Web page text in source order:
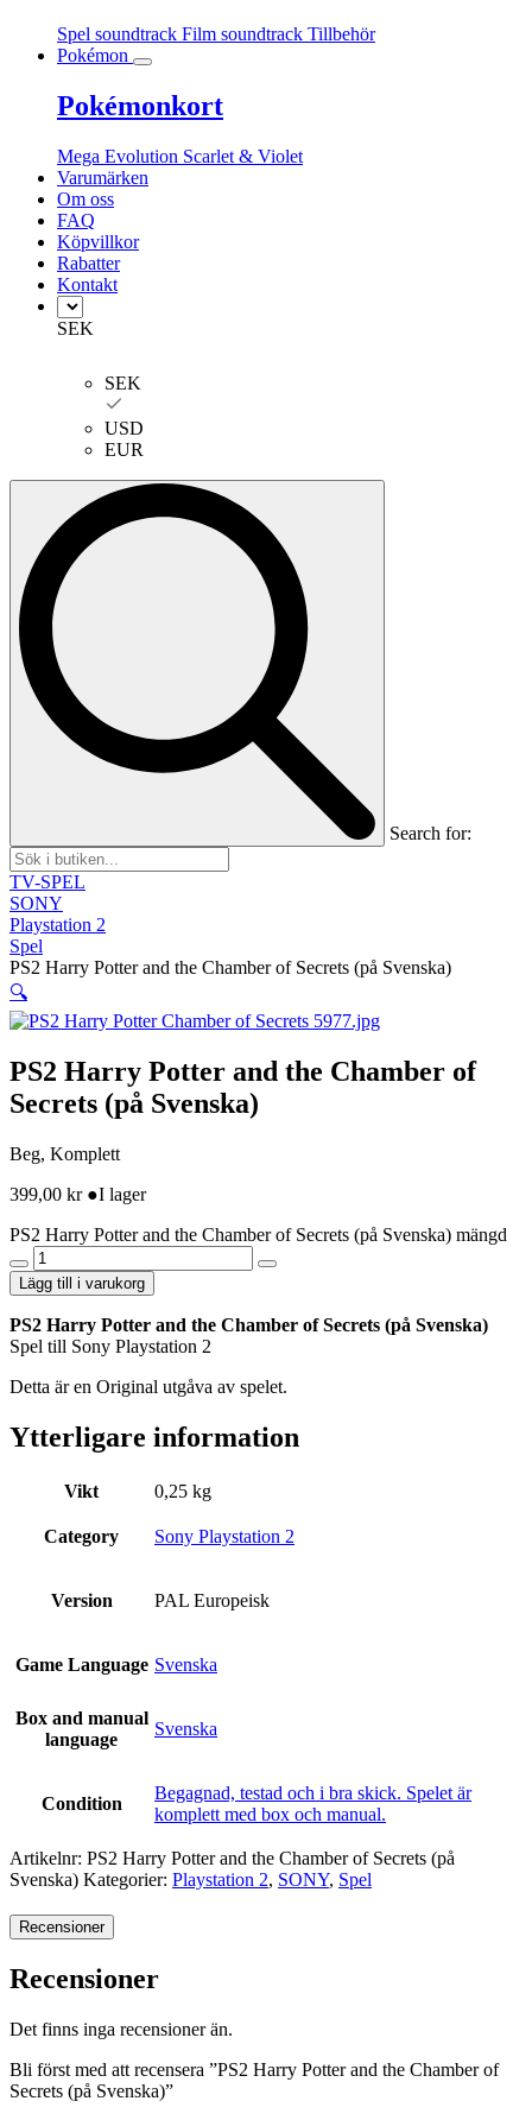
Spel soundtrack Film soundtrack Tillbehör
Pokémon
Pokémonkort
Mega Evolution Scarlet & Violet
Varumärken
Om oss
FAQ
Köpvillkor
Rabatter
Kontakt
SEK
SEK
USD
EUR
Search for:
TV-SPEL
SONY
Playstation 2
Spel
PS2 Harry Potter and the Chamber of Secrets (på Svenska)
🔍
PS2 Harry Potter and the Chamber of
Secrets (på Svenska)
Beg, Komplett
399,00 kr ●I lager
PS2 Harry Potter and the Chamber of Secrets (på Svenska) mängd
Lägg till i varukorg
PS2 Harry Potter and the Chamber of Secrets (på Svenska)
Spel till Sony Playstation 2
Detta är en Original utgåva av spelet.
Ytterligare information
Vikt 0,25 kg
Category Sony Playstation 2
Version PAL Europeisk
Game Language Svenska
Box and manual
language
Svenska
Condition
Begagnad, testad och i bra skick. Spelet är
komplett med box och manual.
Artikelnr: PS2 Harry Potter and the Chamber of Secrets (på
Svenska) Kategorier: Playstation 2, SONY, Spel
Recensioner
Recensioner
Det finns inga recensioner än.
Bli först med att recensera ”PS2 Harry Potter and the Chamber of
Secrets (på Svenska)”